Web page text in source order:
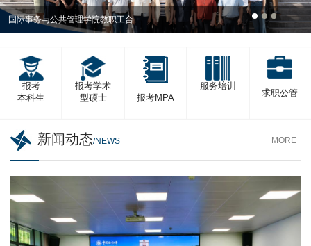
国际事务与公共管理学院教职工合...
报考
本科生
报考学术
型硕士
报考MPA
服务培训
求职公管
新闻动态/NEWS MORE+